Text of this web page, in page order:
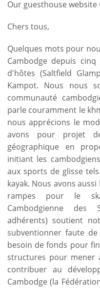
Our guesthouse website
Chers tous,
Quelques mots pour
Cambodge depuis
d'hôtes (Saltfield
Kampot. Nous nous
communauté
parle couramment le
nous apprécions le
avons pour projet
géographique en
initiant les
aux sports de glisse
kayak. Nous avons
rampes pour le
Cambodgienne
adhérents) soutient
subventionner faute
besoin de fonds pour
structures pour
contribuer au
Cambodge (la